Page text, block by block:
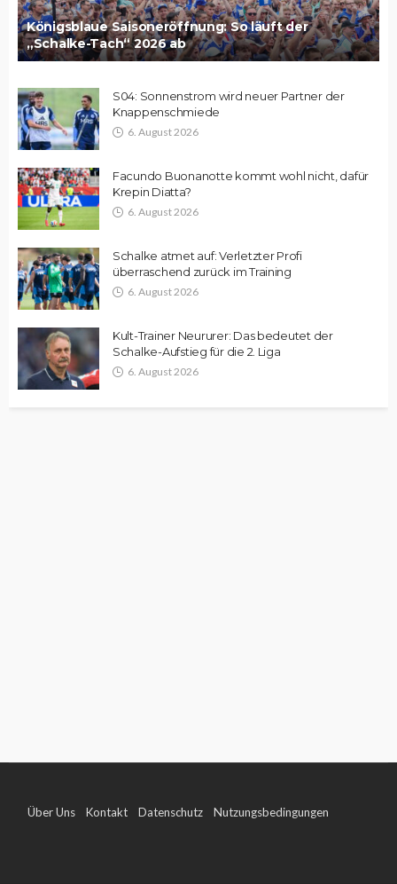
Königsblaue Saisoneröffnung: So läuft der
„Schalke-Tach“ 2026 ab
S04: Sonnenstrom wird neuer Partner der
Knappenschmiede
6. August 2026
Facundo Buonanotte kommt wohl nicht, dafür
Krepin Diatta?
6. August 2026
Schalke atmet auf: Verletzter Profi
überraschend zurück im Training
6. August 2026
Kult-Trainer Neururer: Das bedeutet der
Schalke-Aufstieg für die 2. Liga
6. August 2026
Über Uns Kontakt Datenschutz Nutzungsbedingungen